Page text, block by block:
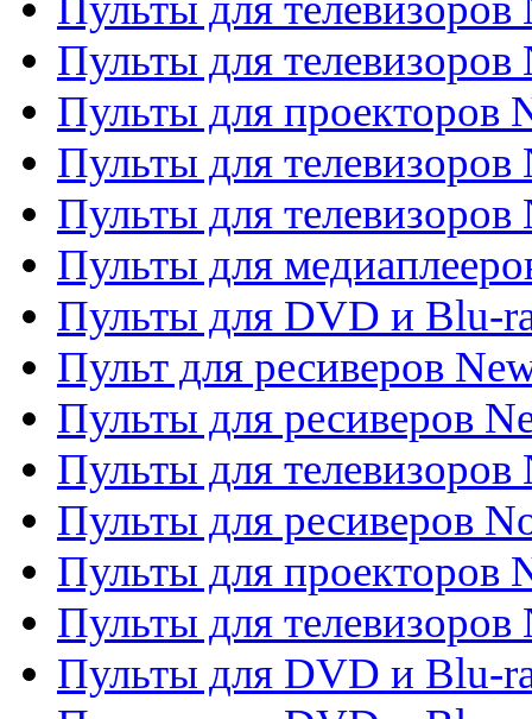
Пульты для телевизоров
Пульты для проекторов
Пульты для телевизоров
Пульты для телевизоров
Пульты для
Пульты для DVD и Blu-
Пульт для ресиверов
Пульты для ресиверов
Пульты для телевизоров
Пульты для ресиверов
Пульты для проекторов
Пульты для телевизоров
Пульты для DVD и Blu-